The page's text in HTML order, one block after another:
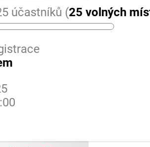
účastníků (25 volných